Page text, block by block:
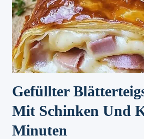
Gefüllter
Mit Schinken Und
Minuten